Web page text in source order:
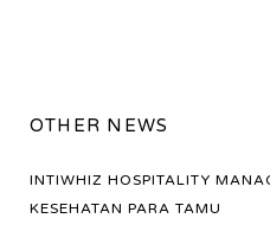
OTHER NEWS
INTIWHIZ HOSPITALITY
KESEHATAN PARA TAMU